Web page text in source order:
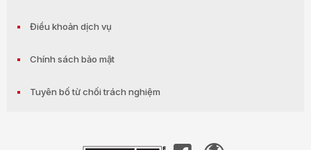
Điều khoản dịch vụ
Chính sách bảo mật
Tuyên bố từ chối trách nghiệm